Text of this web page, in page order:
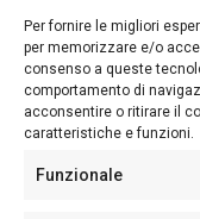
Per fornire le migliori
per memorizzare e/o
consenso a queste
comportamento di
acconsentire o ritirare il
caratteristiche e funzioni.
Funzionale
lettori su quanto
nostro passato e,
Follow Us